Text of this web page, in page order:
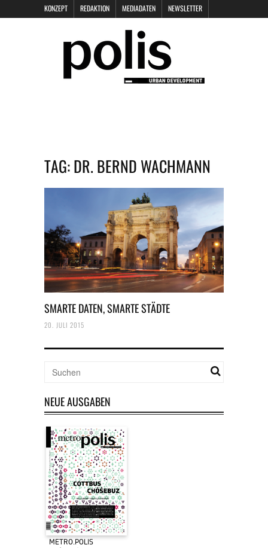
KONZEPT REDAKTION MEDIADATEN NEWSLETTER
DATENSCHUTZ
TAG:DR. BERND WACHMANN
SMARTE DATEN, SMARTE STÄDTE
20. JULI 2015
NEUE AUSGABEN
METRO.POLIS